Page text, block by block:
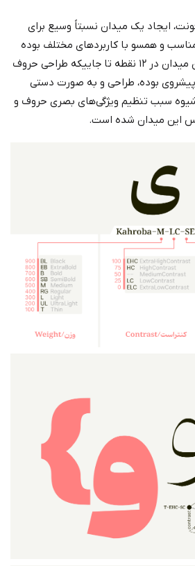
ایجاد یک میدان نسبتاً وسیع برای
و همسو با کاربردهای مختلف بوده
است. در واقع مرزهای این میدان در ۱۲ نقطه تا جاییکه طراحی حروف
بوده، طراحی و به صورت دستی
شیوه سبب تنظیم ویژگی‌های بصری حروف و
این میدان شده است.